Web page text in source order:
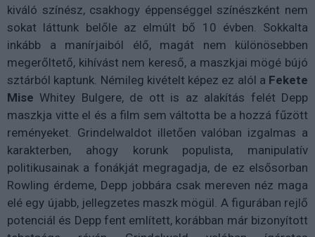
kiváló színész, csakhogy éppenséggel színészként nem
sokat láttunk belőle az elmúlt bő 10 évben. Sokkalta
inkább a manírjaiból élő, magát nem különösebben
megerőltető, kihívást nem kereső, a maszkjai mögé bújó
sztárból kaptunk. Némileg kivételt képez ez alól a Fekete
Mise Whitey Bulgere, de ott is az alakítás felét Depp
maszkja vitte el és a film sem váltotta be a hozzá fűzött
reményeket. Grindelwaldot illetően valóban izgalmas a
karakterben, ahogy korunk populista, manipulatív
politikusainak a fonákját megragadja, de ez elsősorban
Rowling érdeme, Depp jobbára csak mereven néz maga
elé egy újabb, jellegzetes maszk mögül. A figurában rejlő
potenciál és Depp fent említett, korábban már bizonyított